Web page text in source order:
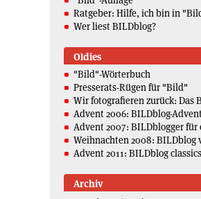
Ratgeber: Hilfe, ich bin in
Wer liest BILDblog?
Oldies
"Bild"-Wörterbuch
Presserats-Rügen für "Bild"
Wir fotografieren zurück: Das
Advent 2006: BILDblog-
Advent 2007: BILDblogger für
Weihnachten 2008: BILDblog
Advent 2011: BILDblog classics
Archiv